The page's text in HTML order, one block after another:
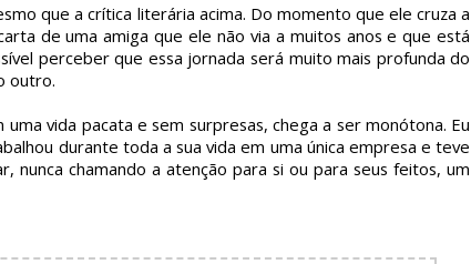
que a crítica literária acima. Do momento que ele cruza a
de uma amiga que ele não via a muitos anos e que está
perceber que essa jornada será muito mais profunda do
outro.
vida pacata e sem surpresas, chega a ser monótona. Eu
durante toda a sua vida em uma única empresa e teve
nunca chamando a atenção para si ou para seus feitos, um